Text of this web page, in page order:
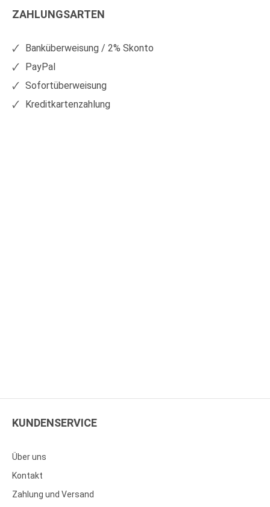
auf
auf
ZAHLUNGSARTEN
Banküberweisung / 2% Skonto
PayPal
Sofortüberweisung
Kreditkartenzahlung
KUNDENSERVICE
Über uns
Kontakt
Zahlung und Versand